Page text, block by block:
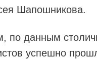
Шапошникова.
по данным
успешно